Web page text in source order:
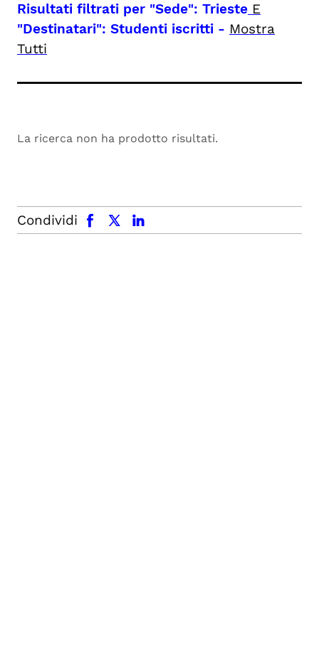
Risultati filtrati per "Sede": Trieste E
"Destinatari": Studenti iscritti - Mostra
Tutti
La ricerca non ha prodotto risultati.
Condividi
facebook x.com linkedin